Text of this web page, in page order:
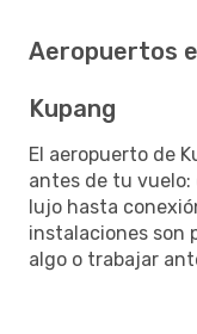
Aeropuertos
Kupang
El aeropuerto de
antes de tu
lujo hasta
instalaciones son
algo o trabajar